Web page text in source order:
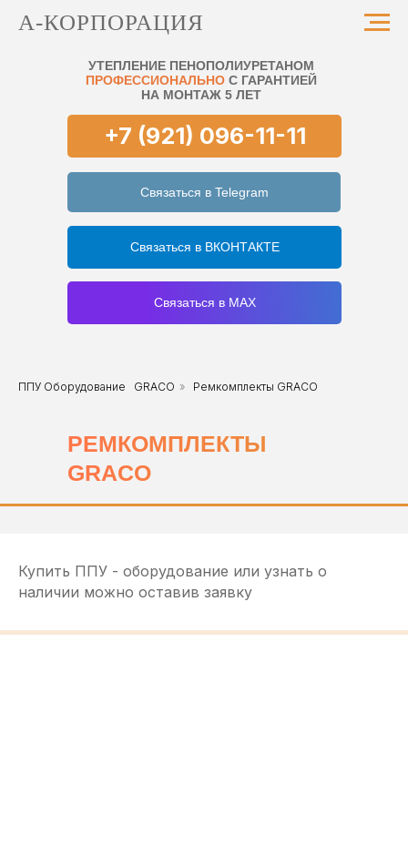
А-КОРПОРАЦИЯ
+7 (921) 096-11-11
sale@ppu-snab.com
Связаться в Telegram
УТЕПЛЕНИЕ ПЕНОПОЛИУРЕТАНОМ
ПРОФЕССИОНАЛЬНО С ГАРАНТИЕЙ
НА МОНТАЖ 5 ЛЕТ
КОРПОРАЦИЯ
Связаться в MAX
Связаться в ВКОНТАКТЕ
ППУ Оборудование GRACO » Ремкомплекты GRACO
РЕМКОМПЛЕКТЫ
GRACO
Купить ППУ - оборудование или узнать о
наличии можно оставив заявку